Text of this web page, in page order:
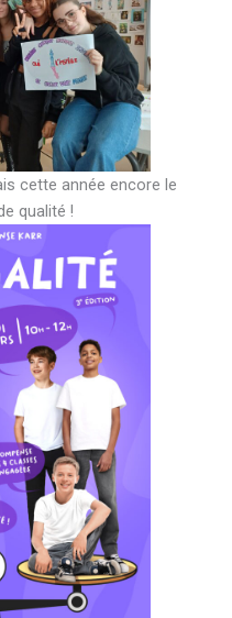
cette année encore le
qualité !